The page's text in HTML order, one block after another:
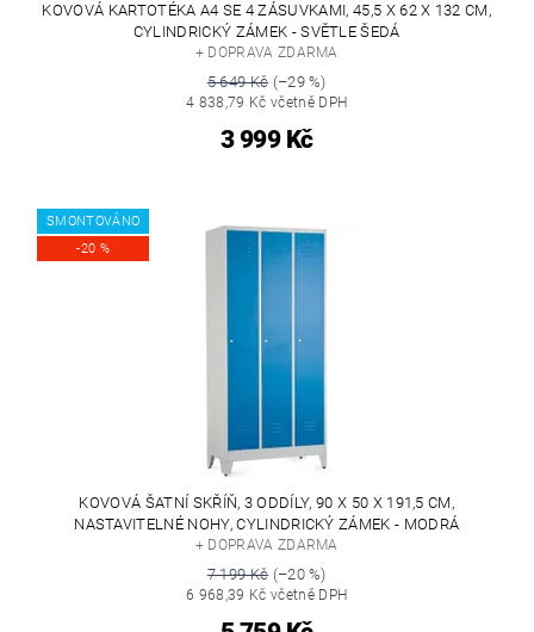
KOVOVÁ KARTOTÉKA A4 SE 4 ZÁSUVKAMI, 45,5 X 62 X 132 CM,
CYLINDRICKÝ ZÁMEK - SVĚTLE ŠEDÁ
+ DOPRAVA ZDARMA
5 649 Kč(–29 %)
4 838,79 Kč včetně DPH
3 999 Kč
SMONTOVÁNO
-20 %
KOVOVÁ ŠATNÍ SKŘÍŇ, 3 ODDÍLY, 90 X 50 X 191,5 CM,
NASTAVITELNÉ NOHY, CYLINDRICKÝ ZÁMEK - MODRÁ
+ DOPRAVA ZDARMA
7 199 Kč(–20 %)
6 968,39 Kč včetně DPH